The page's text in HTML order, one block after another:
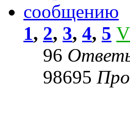
1, 2, 3, 4, 5
96
98695